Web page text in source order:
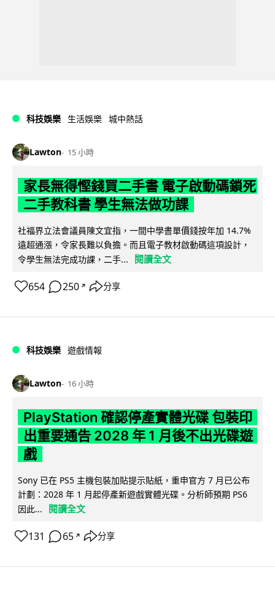
科技娛樂 生活娛樂 城中熱話
Lawton 15 小時
家長無得慳錢買二手書 電子啟動碼鎖死
二手教科書 學生無法做功課
社福界立法會議員陳文宜指，一間中學書單價錢按年加 14.7%
遠超通漲，令家長難以負擔。而且電子教材啟動碼這項設計，
令學生無法完成功課，二手...
閱讀全文
654 250 ↗ 分享
科技娛樂 遊戲情報
Lawton 16 小時
PlayStation 確認停產實體光碟 包裝印
出重要通告 2028 年 1 月後不出光碟遊
戲
Sony 已在 PS5 主機包裝加貼提示貼紙，重申官方 7 月已公布
計劃：2028 年 1 月起停產新遊戲實體光碟。分析師預期 PS6
因此...
閱讀全文
131 65 ↗ 分享